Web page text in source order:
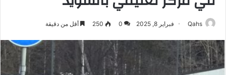
Qahs فبراير 8, 2025 0
250 أقل من دقيقة